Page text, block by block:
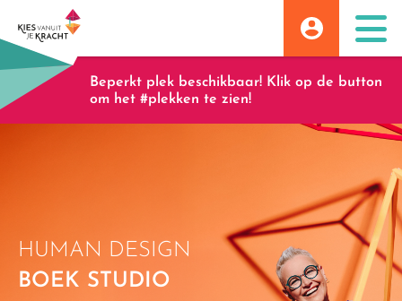
to
content
Beperkt plek beschikbaar! Klik op de button
om het #plekken te zien!
HUMAN DESIGN
BOEK STUDIO